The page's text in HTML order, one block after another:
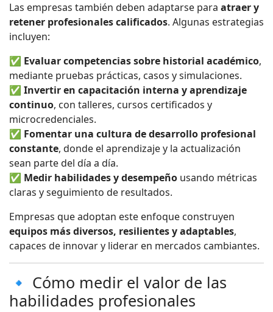
Las empresas también deben adaptarse para atraer y
retener profesionales calificados. Algunas estrategias
incluyen:
✅ Evaluar competencias sobre historial académico,
mediante pruebas prácticas, casos y simulaciones.
✅ Invertir en capacitación interna y aprendizaje
continuo, con talleres, cursos certificados y
microcredenciales.
✅ Fomentar una cultura de desarrollo profesional
constante, donde el aprendizaje y la actualización
sean parte del día a día.
✅ Medir habilidades y desempeño usando métricas
claras y seguimiento de resultados.
Empresas que adoptan este enfoque construyen
equipos más diversos, resilientes y adaptables,
capaces de innovar y liderar en mercados cambiantes.
🔹 Cómo medir el valor de las
habilidades profesionales